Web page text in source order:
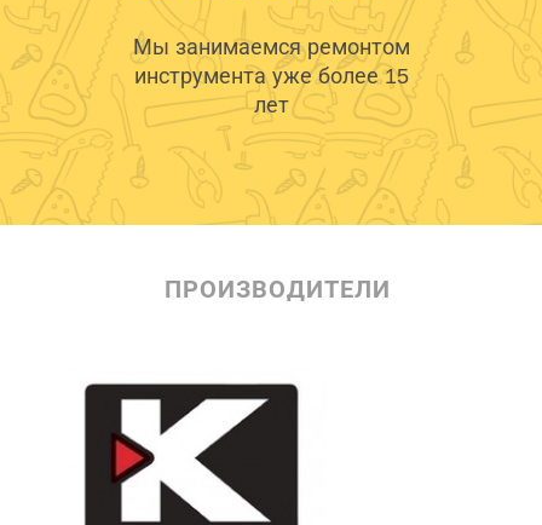
Мы занимаемся ремонтом
инструмента уже более 15
лет
ПРОИЗВОДИТЕЛИ